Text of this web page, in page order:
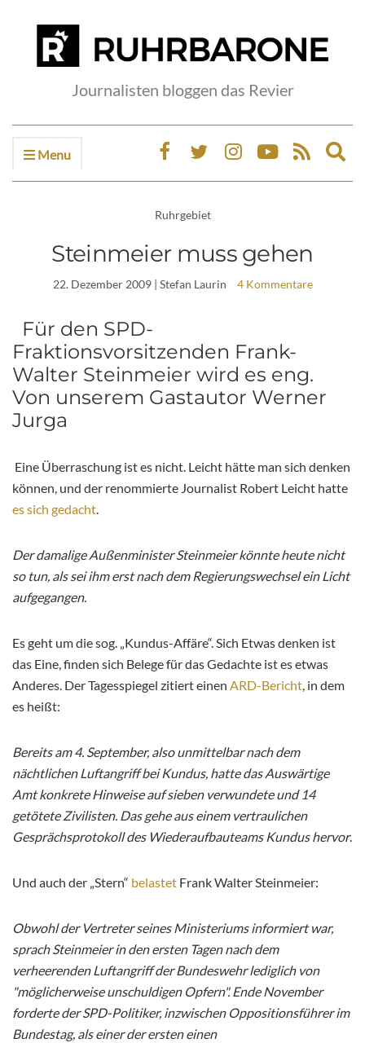
Journalisten bloggen das Revier
Menu
Ruhrgebiet
Steinmeier muss gehen
22. Dezember 2009| Stefan Laurin 4 Kommentare
Für den SPD-
Fraktionsvorsitzenden Frank-
Walter Steinmeier wird es eng.
Von unserem Gastautor Werner
Jurga
Eine Überraschung ist es nicht. Leicht hätte man sich denken
können, und der renommierte Journalist Robert Leicht hatte
es sich gedacht.
Der damalige Außenminister Steinmeier könnte heute nicht
so tun, als sei ihm erst nach dem Regierungswechsel ein Licht
aufgegangen.
Es geht um die sog. „Kundus-Affäre“. Sich Etwas denken ist
das Eine, finden sich Belege für das Gedachte ist es etwas
Anderes. Der Tagesspiegel zitiert einen ARD-Bericht, in dem
es heißt:
Bereits am 4. September, also unmittelbar nach dem
nächtlichen Luftangriff bei Kundus, hatte das Auswärtige
Amt konkrete Hinweise auf sieben verwundete und 14
getötete Zivilisten. Das gehe aus einem vertraulichen
Gesprächsprotokoll des Wiederaufbauteams Kundus hervor.
Und auch der „Stern“ belastet Frank Walter Steinmeier:
Obwohl der Vertreter seines Ministeriums informiert war,
sprach Steinmeier in den ersten Tagen nach dem
verheerenden Luftangriff der Bundeswehr lediglich von
"möglicherweise unschuldigen Opfern". Ende November
forderte der SPD-Politiker, inzwischen Oppositionsführer im
Bundestag, als einer der ersten einen